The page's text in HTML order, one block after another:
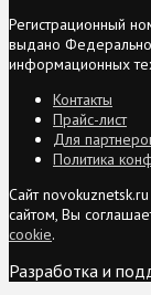
Регистрационный
выдано
информационных
Контакты
Прайс-лист
Для
Политика
Сайт
сайтом, Вы
cookie.
Разработка и